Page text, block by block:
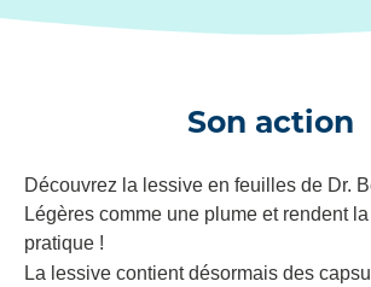
Son action
Découvrez la lessive en feuilles de Dr.
Légères comme une plume et rendent
pratique !
La lessive contient désormais des